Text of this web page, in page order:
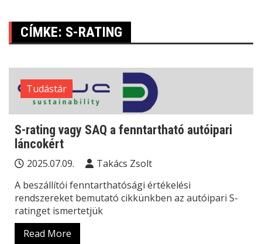
CÍMKE: S-RATING
Tudástár
S-rating vagy SAQ a fenntartható autóipari
láncokért
2025.07.09.
Takács Zsolt
A beszállítói fenntarthatósági értékelési
rendszereket bemutató cikkünkben az autóipari S-
ratinget ismertetjük
Read More